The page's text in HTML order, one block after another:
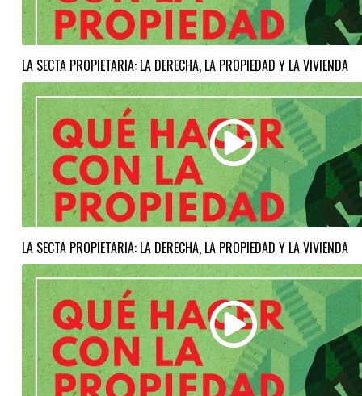
LA SECTA PROPIETARIA: LA DERECHA, LA PROPIEDAD Y LA VIVIENDA
LA SECTA PROPIETARIA: LA DERECHA, LA PROPIEDAD Y LA VIVIENDA